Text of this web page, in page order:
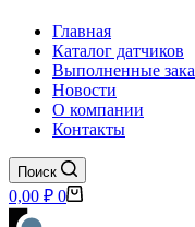
Главная
Каталог датчиков
Выполненные
Новости
О компании
Контакты
Поиск
Корзина
0,00 ₽ 0